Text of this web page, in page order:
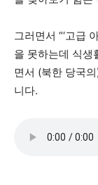
그러면서 “‘고급
을 못하는데 식생
면서 (북한 당국
니다.